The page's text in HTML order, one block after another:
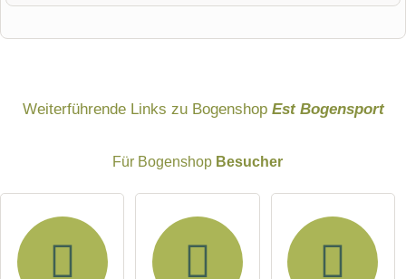
E-Mail-Adresse (wird nicht veröffentlicht)
Weiterführende Links zu Bogenshop Est Bogensport
Für Bogenshop Besucher